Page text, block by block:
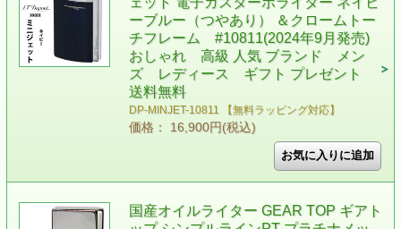
ーブルー（つやあり） ＆クロームトー
チフレーム #10811(2024年9月発売)
おしゃれ 高級 人気 ブランド メン
ズ レディース ギフト プレゼント
送料無料
DP-MINJET-10811 【無料ラッピング対応】
価格： 16,900円(税込)
国産オイルライター GEAR TOP ギアト